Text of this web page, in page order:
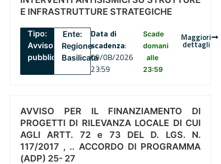
E INFRASTRUTTURE STRATEGICHE
Tipo:
Avviso
pubblico
Ente:
Regione
Basilicata
Data di
scadenza:
09/08/2026
23:59
Scade
domani
alle
23:59
Maggiori
dettagli
AVVISO PER IL FINANZIAMENTO DI
PROGETTI DI RILEVANZA LOCALE DI CUI
AGLI ARTT. 72 e 73 DEL D. LGS. N.
117/2017 , .. ACCORDO DI PROGRAMMA
(ADP) 25- 27